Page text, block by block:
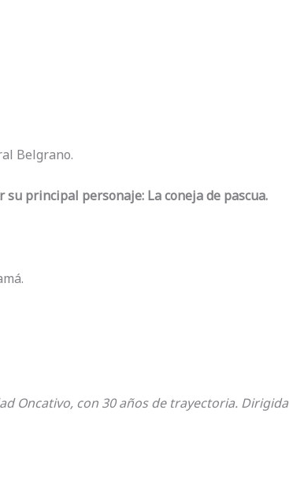
Belgrano.
su principal personaje: La coneja de pascua.
Oncativo, con 30 años de trayectoria. Dirigida